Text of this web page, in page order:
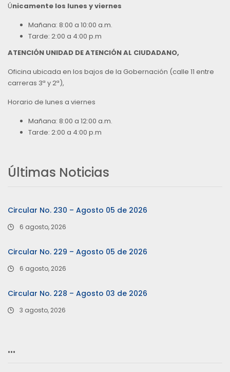
Únicamente los lunes y viernes
Mañana: 8:00 a 10:00 a.m.
Tarde: 2:00 a 4:00 p.m
ATENCIÓN UNIDAD DE ATENCIÓN AL CIUDADANO,
Oficina ubicada en los bajos de la Gobernación (calle 11 entre
carreras 3ª y 2ª),
Horario de lunes a viernes
Mañana: 8:00 a 12:00 a.m.
Tarde: 2:00 a 4:00 p.m
Últimas Noticias
Circular No. 230 – Agosto 05 de 2026
6 agosto, 2026
Circular No. 229 – Agosto 05 de 2026
6 agosto, 2026
Circular No. 228 – Agosto 03 de 2026
3 agosto, 2026
…